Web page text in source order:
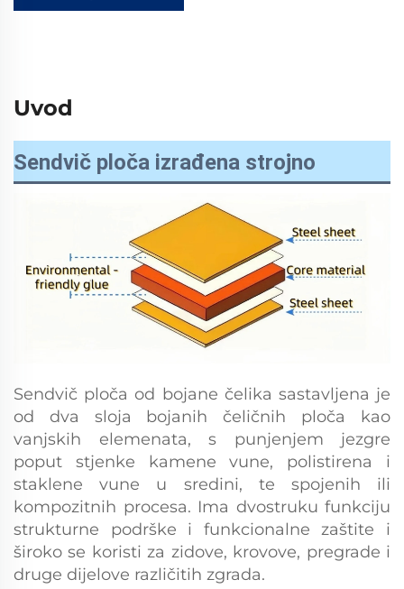
Uvod
Sendvič ploča izrađena strojno
Sendvič ploča od bojane čelika sastavljena je
od dva sloja bojanih čeličnih ploča kao
vanjskih elemenata, s punjenjem jezgre
poput stjenke kamene vune, polistirena i
staklene vune u sredini, te spojenih ili
kompozitnih procesa. Ima dvostruku funkciju
strukturne podrške i funkcionalne zaštite i
široko se koristi za zidove, krovove, pregrade i
druge dijelove različitih zgrada.